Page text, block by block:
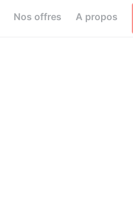
Nos offres A propos